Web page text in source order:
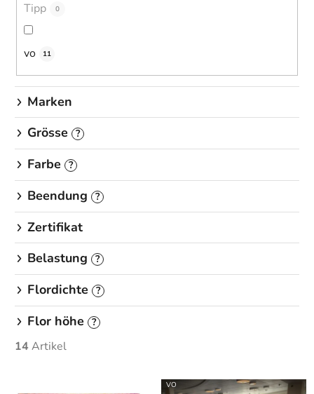
Tipp 0
vo 11
Marken
Grösse
?
Farbe ?
Beendung ?
Zertifikat
Belastung
?
Flordichte ?
Flor höhe ?
14 Artikel
VO